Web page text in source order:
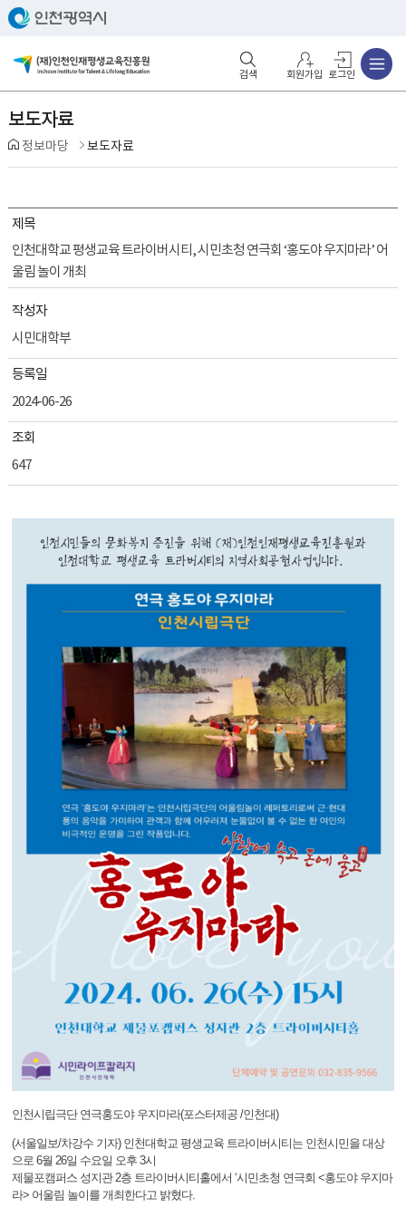
회원가입 로그인
보도자료
정보마당 보도자료
제목
인천대학교 평생교육 트라이버시티, 시민초청 연극회 ‘홍도야 우지마라’ 어
울림 놀이 개최
작성자
시민대학부
등록일
2024-06-26
조회
647
인천시립극단 연극홍도야 우지마라(포스터제공 /인천대)
(서울일보/차강수 기자) 인천대학교 평생교육 트라이버시티는 인천시민을 대상
으로 6월 26일 수요일 오후 3시
제물포캠퍼스 성지관 2층 트라이버시티홀에서 ‘시민초청 연극회 <홍도야 우지마
라> 어울림 놀이를 개최한다고 밝혔다.